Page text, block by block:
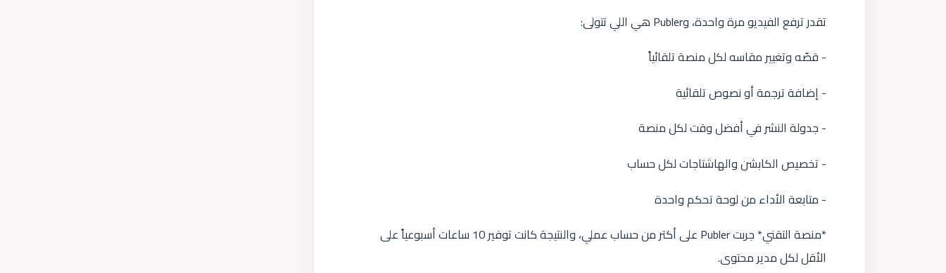
تقدر ترفع الفيديو مرة واحدة، وPubler هي اللي تتولى:
- قصّه وتغيير مقاسه لكل منصة تلقائياً
- إضافة ترجمة أو نصوص تلقائية
- جدولة النشر في أفضل وقت لكل منصة
- تخصيص الكابشن والهاشتاجات لكل حساب
- متابعة الأداء من لوحة تحكم واحدة
*منصة التقني* جربت Publer على أكتر من حساب عملي، والنتيجة كانت توفير 10 ساعات أسبوعياً على
الأقل لكل مدير محتوى.